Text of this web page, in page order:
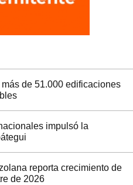
de 51.000 edificaciones
impulsó la
reporta crecimiento de
de 2026